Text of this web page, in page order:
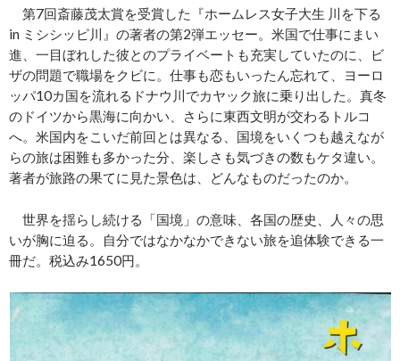
第7回斎藤茂太賞を受賞した『ホームレス女子大生 川を下る
in ミシシッピ川』の著者の第2弾エッセー。米国で仕事にまい
進、一目ぼれした彼とのプライベートも充実していたのに、ビ
ザの問題で職場をクビに。仕事も恋もいったん忘れて、ヨーロ
ッパ10カ国を流れるドナウ川でカヤック旅に乗り出した。真冬
のドイツから黒海に向かい、さらに東西文明が交わるトルコ
へ。米国内をこいだ前回とは異なる、国境をいくつも越えなが
らの旅は困難も多かった分、楽しさも気づきの数もケタ違い。
著者が旅路の果てに見た景色は、どんなものだったのか。
世界を揺らし続ける「国境」の意味、各国の歴史、人々の思
いが胸に迫る。自分ではなかなかできない旅を追体験できる一
冊だ。税込み1650円。